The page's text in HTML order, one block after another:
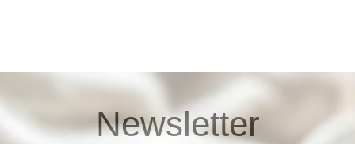
Newsletter